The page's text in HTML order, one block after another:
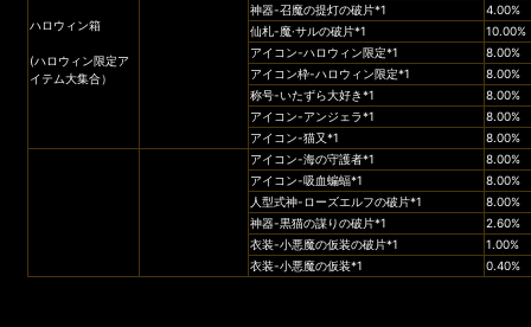
ハロウィン箱
(ハロウィン限定ア
イテム大集合）
神器-召魔の提灯の破片*1
4.00%
仙札-魔·サルの破片*1
10.00%
アイコン-ハロウィン限定*1
8.00%
アイコン枠-ハロウィン限定*1
8.00%
称号-いたずら大好き*1
8.00%
アイコン-アンジェラ*1
8.00%
アイコン-猫又*1
8.00%
アイコン-海の守護者*1
8.00%
アイコン-吸血蝙蝠*1
8.00%
人型式神-ローズエルフの破片*1
8.00%
神器-黒猫の謀りの破片*1
2.60%
衣装-小悪魔の仮装の破片*1
1.00%
衣装-小悪魔の仮装*1
0.40%